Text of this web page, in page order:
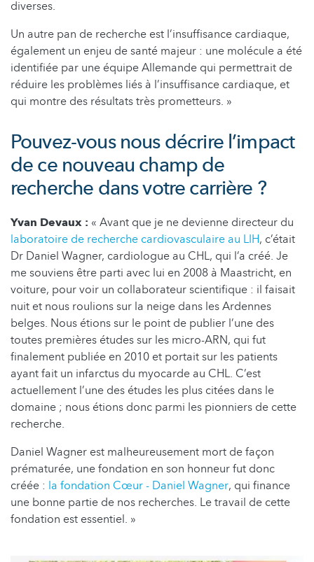
diverses.
Un autre pan de recherche est l’insuffisance cardiaque,
également un enjeu de santé majeur : une molécule a été
identifiée par une équipe Allemande qui permettrait de
réduire les problèmes liés à l’insuffisance cardiaque, et
qui montre des résultats très prometteurs. »
Pouvez-vous nous décrire l’impact
de ce nouveau champ de
recherche dans votre carrière ?
Yvan Devaux : « Avant que je ne devienne directeur du
laboratoire de recherche cardiovasculaire au LIH, c’était
Dr Daniel Wagner, cardiologue au CHL, qui l’a créé. Je
me souviens être parti avec lui en 2008 à Maastricht, en
voiture, pour voir un collaborateur scientifique : il faisait
nuit et nous roulions sur la neige dans les Ardennes
belges. Nous étions sur le point de publier l’une des
toutes premières études sur les micro-ARN, qui fut
finalement publiée en 2010 et portait sur les patients
ayant fait un infarctus du myocarde au CHL. C’est
actuellement l’une des études les plus citées dans le
domaine ; nous étions donc parmi les pionniers de cette
recherche.
Daniel Wagner est malheureusement mort de façon
prématurée, une fondation en son honneur fut donc
créée : la fondation Cœur - Daniel Wagner, qui finance
une bonne partie de nos recherches. Le travail de cette
fondation est essentiel. »